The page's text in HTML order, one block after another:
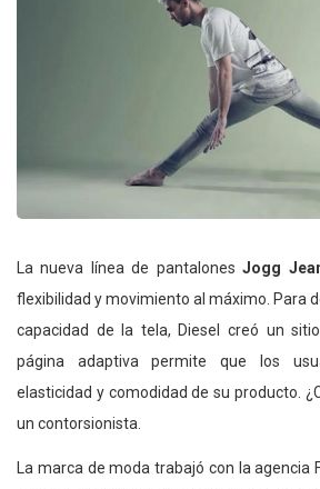
La nueva línea de pantalonesJogg
flexibilidad y movimiento al máximo. Para
capacidad de la tela, Diesel creó un
página adaptiva permite que los
elasticidad y comodidad de su producto.
un contorsionista.
La marca de moda trabajó con la agencia